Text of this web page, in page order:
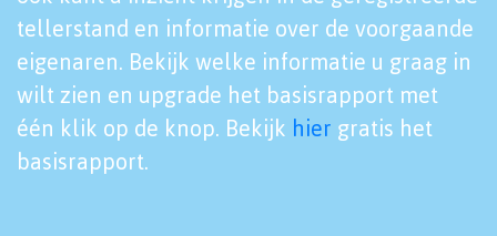
tellerstand en informatie over de voorgaande
eigenaren. Bekijk welke informatie u graag in
wilt zien en upgrade het basisrapport met
één klik op de knop. Bekijk hier gratis het
basisrapport.